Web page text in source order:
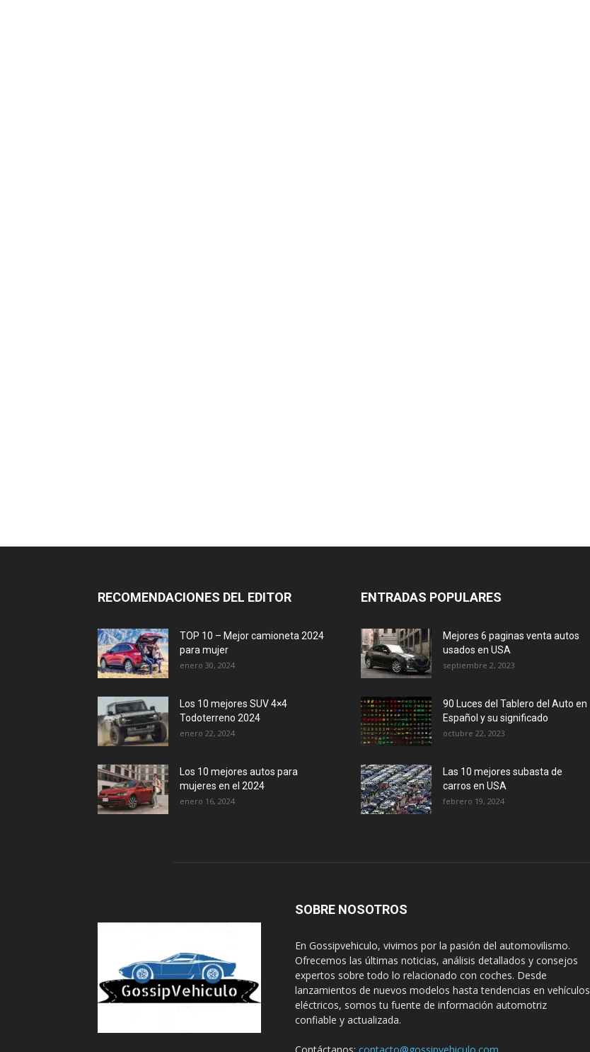
RECOMENDACIONES DEL EDITOR
TOP 10 – Mejor camioneta 2024
para mujer
enero 30, 2024
Los 10 mejores SUV 4×4
Todoterreno 2024
enero 22, 2024
Los 10 mejores autos para
mujeres en el 2024
enero 16, 2024
ENTRADAS POPULARES
Mejores 6 paginas venta autos
usados en USA
septiembre 2, 2023
90 Luces del Tablero del Auto en
Español y su significado
octubre 22, 2023
Las 10 mejores subasta de
carros en USA
febrero 19, 2024
SOBRE NOSOTROS
En Gossipvehiculo, vivimos por la pasión del automovilismo.
Ofrecemos las últimas noticias, análisis detallados y consejos
expertos sobre todo lo relacionado con coches. Desde
lanzamientos de nuevos modelos hasta tendencias en vehículos
eléctricos, somos tu fuente de información automotriz
confiable y actualizada.